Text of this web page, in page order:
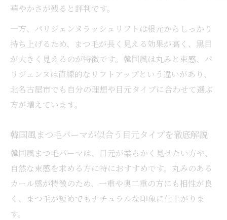
華やかさが残ると評判です。
一方、パリジェンヌラッシュリフトは根元からしっかり
持ち上げるため、まつ毛が長く見える効果が高く、黒目
が大きく見えるのが特徴です。韓国風は丸みと束感、パ
リジェンヌは直線的なリフトアップという違いがあり、
北名古屋市でも自分の理想や目元タイプに合わせて選ぶ
方が増えています。
韓国風まつ毛パーマが似合う目元タイプを徹底解説
韓国風まつ毛パーマは、目元が柔らかく見せたい方や、
自然な束感を求める方に特におすすめです。丸みのある
カール感が特徴のため、一重や奥二重の方にも相性が良
く、まつ毛が短めでもナチュラルな印象に仕上がりま
す。